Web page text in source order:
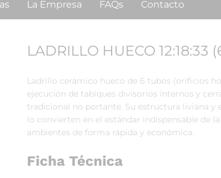
La Empresa FAQs Contacto
LADRILLO HUECO 12:18:33
Ladrillo cerámico hueco de 6 tubos (orificios
ejecución de tabiques divisorios internos y
tradicional no portante. Su estructura liviana y
lo convierten en el estándar indispensable de
ambientes de forma rápida y económica.
Ficha Técnica